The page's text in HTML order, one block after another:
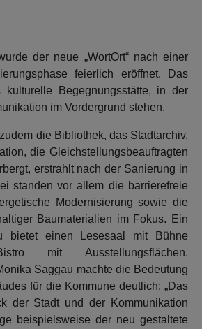
der neue „WortOrt“ nach einer
feierlich eröffnet. Das
kulturelle Begegnungsstätte, in der
im Vordergrund stehen.
die Bibliothek, das Stadtarchiv,
die Gleichstellungsbeauftragten
erstrahlt nach der Sanierung in
standen vor allem die barrierefreie
Modernisierung sowie die
Baumaterialien im Fokus. Ein
bietet einen Lesesaal mit Bühne
mit Ausstellungsflächen.
Saggau machte die Bedeutung
für die Kommune deutlich: „Das
der Stadt und der Kommunikation
beispielsweise der neu gestaltete